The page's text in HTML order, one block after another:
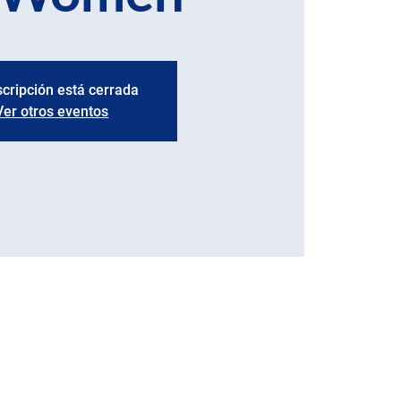
está cerrada
otros eventos